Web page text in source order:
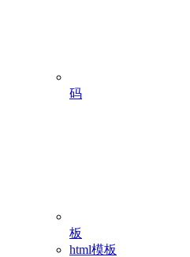
码
板
html模板